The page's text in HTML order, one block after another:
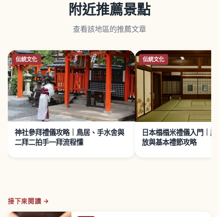
附近推薦景點
查看該地區的推薦文章
伝統文化
神社參拜禮儀攻略｜鳥居、手水舍與
二拜二拍手一拜流程懂
伝統文化
日本榻榻米禮儀入門｜
放與基本禮節攻略
接下來閱讀 →